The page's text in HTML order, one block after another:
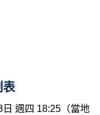
表
週四 18:25（當地